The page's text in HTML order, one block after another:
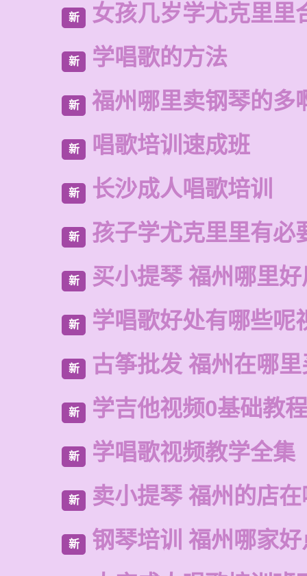
新 女孩几岁学尤克里里
新 学唱歌的方法
新 福州哪里卖钢琴的多
新 唱歌培训速成班
新 长沙成人唱歌培训
新 孩子学尤克里里有必
新 买小提琴 福州哪里
新 学唱歌好处有哪些呢
新 古筝批发 福州在哪
新 学吉他视频0基础教
新 学唱歌视频教学全集
新 卖小提琴 福州的店
新
钢琴培训 福州哪家好